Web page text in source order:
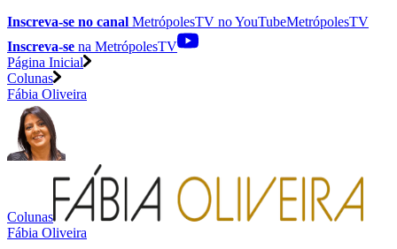
Inscreva-se no canal MetrópolesTV noYouTubeMetrópolesTV
Inscreva-se na MetrópolesTV
Página Inicial
Colunas
Fábia Oliveira
Colunas
Fábia Oliveira